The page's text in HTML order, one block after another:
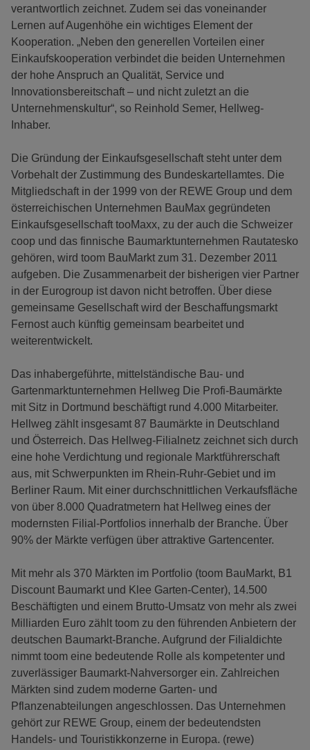
verantwortlich zeichnet. Zudem sei das voneinander
Lernen auf Augenhöhe ein wichtiges Element der
Kooperation. „Neben den generellen Vorteilen einer
Einkaufskooperation verbindet die beiden Unternehmen
der hohe Anspruch an Qualität, Service und
Innovationsbereitschaft – und nicht zuletzt an die
Unternehmenskultur“, so Reinhold Semer, Hellweg-
Inhaber.
Die Gründung der Einkaufsgesellschaft steht unter dem
Vorbehalt der Zustimmung des Bundeskartellamtes. Die
Mitgliedschaft in der 1999 von der REWE Group und dem
österreichischen Unternehmen BauMax gegründeten
Einkaufsgesellschaft tooMaxx, zu der auch die Schweizer
coop und das finnische Baumarktunternehmen Rautatesko
gehören, wird toom BauMarkt zum 31. Dezember 2011
aufgeben. Die Zusammenarbeit der bisherigen vier Partner
in der Eurogroup ist davon nicht betroffen. Über diese
gemeinsame Gesellschaft wird der Beschaffungsmarkt
Fernost auch künftig gemeinsam bearbeitet und
weiterentwickelt.
Das inhabergeführte, mittelständische Bau- und
Gartenmarktunternehmen Hellweg Die Profi-Baumärkte
mit Sitz in Dortmund beschäftigt rund 4.000 Mitarbeiter.
Hellweg zählt insgesamt 87 Baumärkte in Deutschland
und Österreich. Das Hellweg-Filialnetz zeichnet sich durch
eine hohe Verdichtung und regionale Marktführerschaft
aus, mit Schwerpunkten im Rhein-Ruhr-Gebiet und im
Berliner Raum. Mit einer durchschnittlichen Verkaufsfläche
von über 8.000 Quadratmetern hat Hellweg eines der
modernsten Filial-Portfolios innerhalb der Branche. Über
90% der Märkte verfügen über attraktive Gartencenter.
Mit mehr als 370 Märkten im Portfolio (toom BauMarkt, B1
Discount Baumarkt und Klee Garten-Center), 14.500
Beschäftigten und einem Brutto-Umsatz von mehr als zwei
Milliarden Euro zählt toom zu den führenden Anbietern der
deutschen Baumarkt-Branche. Aufgrund der Filialdichte
nimmt toom eine bedeutende Rolle als kompetenter und
zuverlässiger Baumarkt-Nahversorger ein. Zahlreichen
Märkten sind zudem moderne Garten- und
Pflanzenabteilungen angeschlossen. Das Unternehmen
gehört zur REWE Group, einem der bedeutendsten
Handels- und Touristikkonzerne in Europa. (rewe)